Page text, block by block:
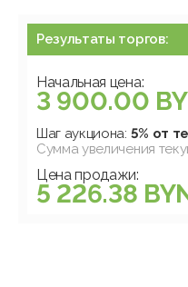
Результаты торгов:
Начальная цена:
3 900.00
Шаг аукциона: 5% от
Сумма увеличения
Цена продажи:
5 226.38